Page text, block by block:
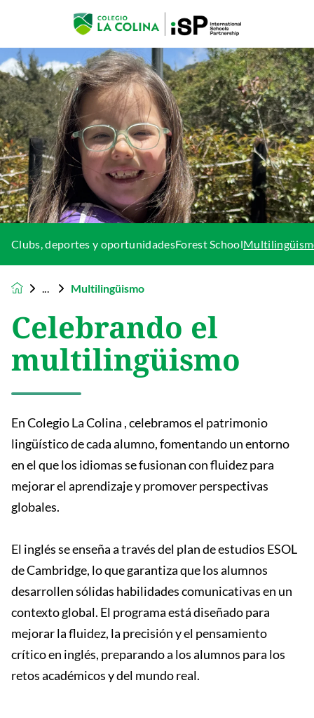
Clubs, deportes y oportunidadesForest School
Multilingüismo
Celebrando el
multilingüismo
En Colegio La Colina , celebramos el patrimonio
lingüístico de cada alumno, fomentando un entorno
en el que los idiomas se fusionan con fluidez para
mejorar el aprendizaje y promover perspectivas
globales.
El inglés se enseña a través del plan de estudios ESOL
de Cambridge, lo que garantiza que los alumnos
desarrollen sólidas habilidades comunicativas en un
contexto global. El programa está diseñado para
mejorar la fluidez, la precisión y el pensamiento
crítico en inglés, preparando a los alumnos para los
retos académicos y del mundo real.